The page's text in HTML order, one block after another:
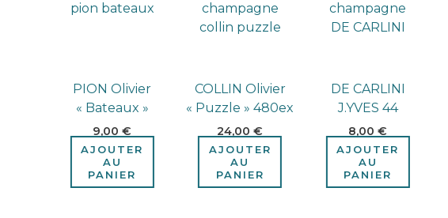
PION Olivier
« Bateaux »
9,00€
AJOUTER
AU
PANIER
COLLIN Olivier
« Puzzle » 480ex
24,00€
AJOUTER
AU
PANIER
DE CARLINI
J.YVES 44
8,00€
AJOUTER
AU
PANIER